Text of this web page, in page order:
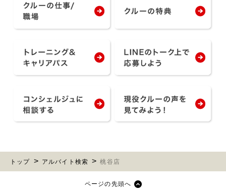
トップ アルバイト検索 桃谷店
ページの先頭へ